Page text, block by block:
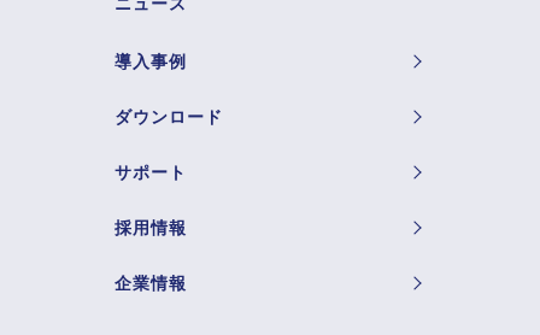
導入事例
ダウンロード
サポート
採用情報
企業情報